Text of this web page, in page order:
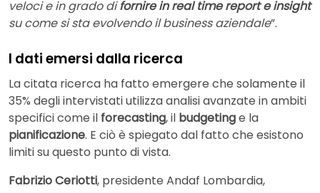
veloci e in grado difornire in real time report e insight
su come si sta evolvendo il business aziendale”.
I dati emersi dalla ricerca
La citata ricerca ha fatto emergere che solamente il
35% degli intervistati utilizza analisi avanzate in ambiti
specifici come il forecasting, il budgetinge la
pianificazione. E ciò è spiegato dal fatto che esistono
limiti su questo punto di vista.
Fabrizio Ceriotti, presidente Andaf Lombardia,